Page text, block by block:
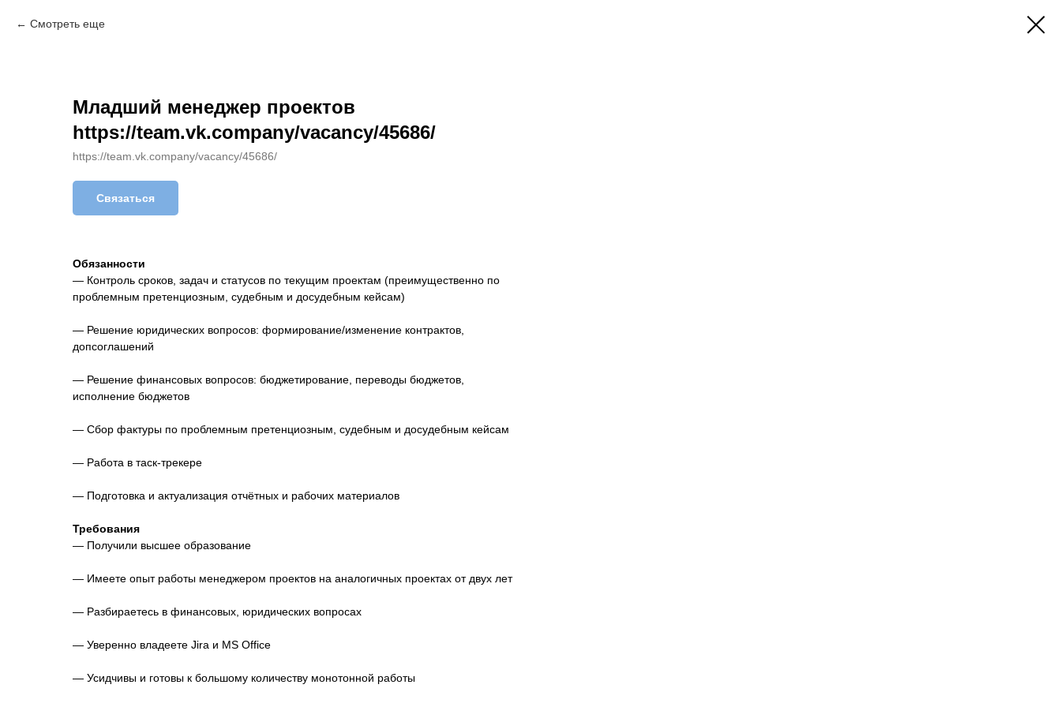
Смотреть еще
Младший менеджер проектов
https://team.vk.company/vacancy/45686/
https://team.vk.company/vacancy/45686/
Связаться
Обязанности
— Контроль сроков, задач и статусов по текущим проектам (преимущественно по
проблемным претенциозным, судебным и досудебным кейсам)
— Решение юридических вопросов: формирование/изменение контрактов,
допсоглашений
— Решение финансовых вопросов: бюджетирование, переводы бюджетов,
исполнение бюджетов
— Сбор фактуры по проблемным претенциозным, судебным и досудебным кейсам
— Работа в таск-трекере
— Подготовка и актуализация отчётных и рабочих материалов
Требования
— Получили высшее образование
— Имеете опыт работы менеджером проектов на аналогичных проектах от двух лет
— Разбираетесь в финансовых, юридических вопросах
— Уверенно владеете Jira и MS Office
— Усидчивы и готовы к большому количеству монотонной работы